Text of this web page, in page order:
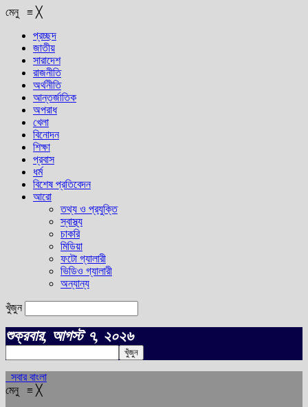
মেনু ≡ ╳
প্রচ্ছদ
জাতীয়
সারাদেশ
রাজনীতি
অর্থনীতি
আন্তর্জাতিক
অপরাধ
খেলা
বিনোদন
শিক্ষা
প্রবাস
ধর্ম
বিশেষ প্রতিবেদন
আরো
তথ্য ও প্রযুক্তি
স্বাস্থ্য
চাকরি
মিডিয়া
ফটো গ্যালারী
ভিডিও গ্যালারী
অন্যান্য
খুঁজুন
শুক্রবার, আগস্ট ৭, ২০২৬
সবার বাংলা
মেনু ≡ ╳